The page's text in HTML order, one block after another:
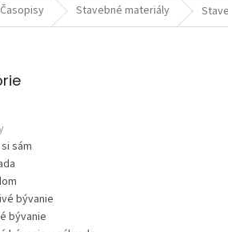
Časopisy Stavebné materiály
sám
bývanie
bývanie